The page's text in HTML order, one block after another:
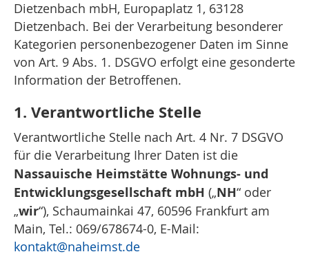
Dietzenbach mbH, Europaplatz 1, 63128
Dietzenbach. Bei der Verarbeitung besonderer
Kategorien personenbezogener Daten im Sinne
von Art. 9 Abs. 1. DSGVO erfolgt eine gesonderte
Information der Betroffenen.
1. Verantwortliche Stelle
Verantwortliche Stelle nach Art. 4 Nr. 7 DSGVO
für die Verarbeitung Ihrer Daten ist die
Nassauische Heimstätte Wohnungs- und
Entwicklungsgesellschaft mbH („NH“ oder
„wir“), Schaumainkai 47, 60596 Frankfurt am
Main, Tel.: 069/678674-0, E-Mail:
kontakt@naheimst.de